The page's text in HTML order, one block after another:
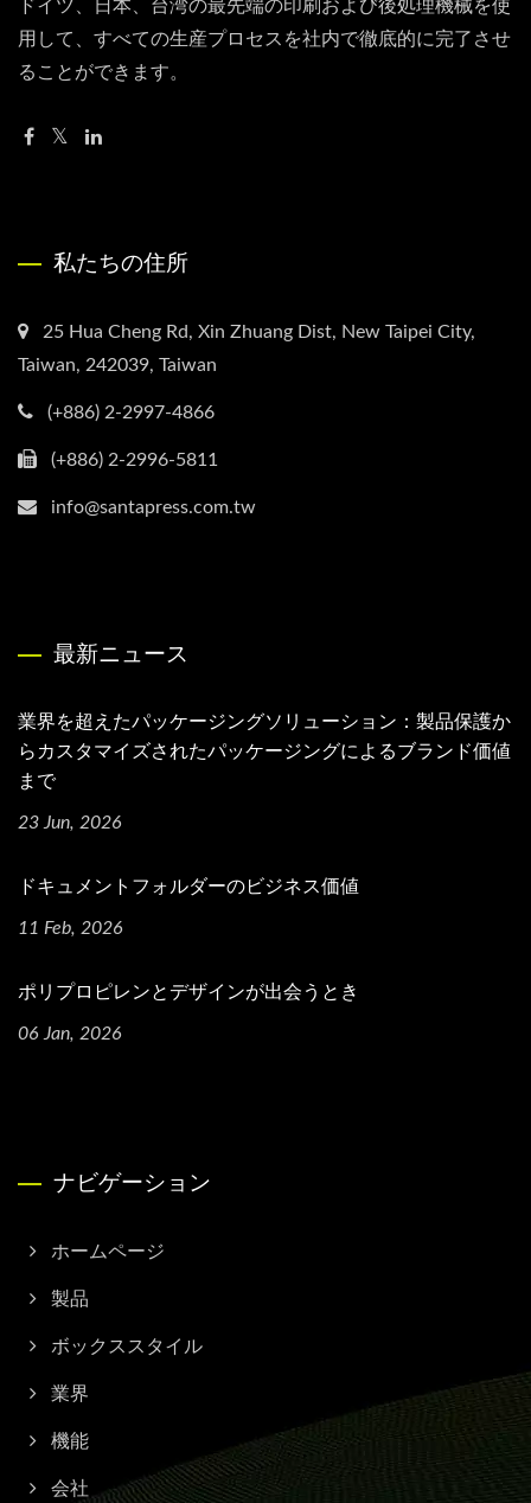
ドイツ、日本、台湾の最先端の印刷および後処理機械を使
用して、すべての生産プロセスを社内で徹底的に完了させ
ることができます。
私たちの住所
25 Hua Cheng Rd, Xin Zhuang Dist, New Taipei City,
Taiwan, 242039, Taiwan
(+886) 2-2997-4866
(+886) 2-2996-5811
info@santapress.com.tw
最新ニュース
業界を超えたパッケージングソリューション：製品保護か
らカスタマイズされたパッケージングによるブランド価値
まで
23 Jun, 2026
ドキュメントフォルダーのビジネス価値
11 Feb, 2026
ポリプロピレンとデザインが出会うとき
06 Jan, 2026
ナビゲーション
ホームページ
製品
ボックススタイル
業界
機能
会社